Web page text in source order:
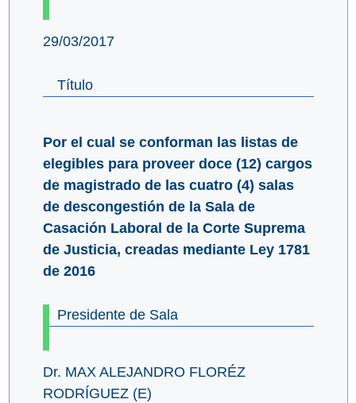
29/03/2017
Título
Por el cual se conforman las listas de
elegibles para proveer doce (12) cargos
de magistrado de las cuatro (4) salas
de descongestión de la Sala de
Casación Laboral de la Corte Suprema
de Justicia, creadas mediante Ley 1781
de 2016
Presidente de Sala
Dr. MAX ALEJANDRO FLORÉZ
RODRÍGUEZ (E)